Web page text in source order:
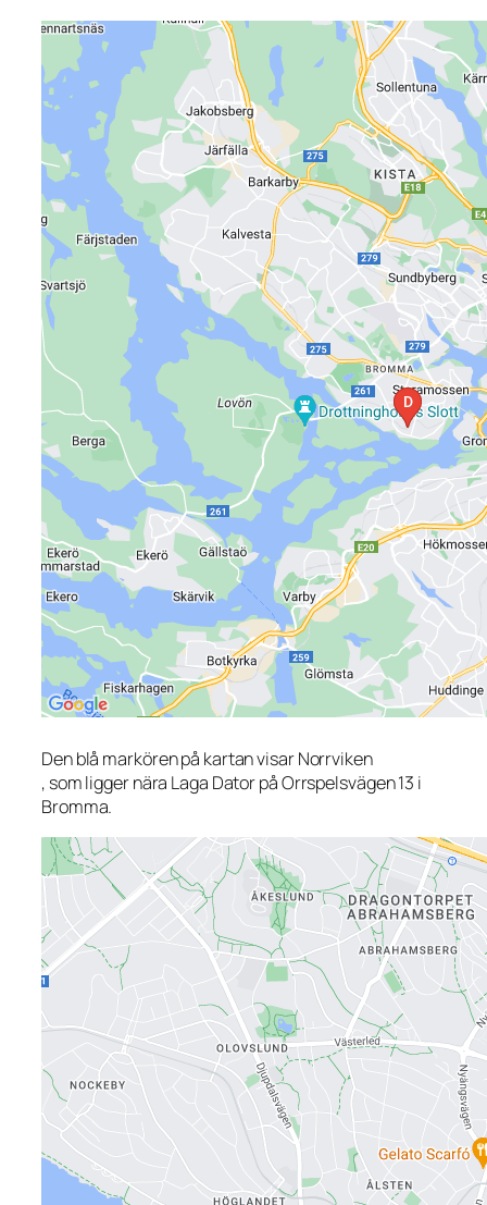
Den blå markören på kartan visar Norrviken
, som ligger nära Laga Dator på Orrspelsvägen 13 i
Bromma.